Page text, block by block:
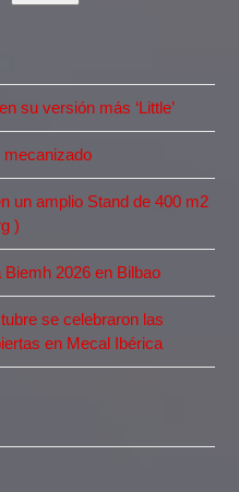
su versión más ‘Little’
mecanizado
un amplio Stand de 400 m2
)
2026 en Bilbao
se celebraron las
en Mecal Ibérica